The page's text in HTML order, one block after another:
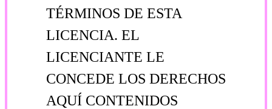
TÉRMINOS DE ESTA
LICENCIA. EL
LICENCIANTE LE
CONCEDE LOS DERECHOS
AQUÍ CONTENIDOS